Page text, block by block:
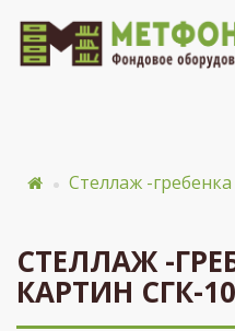
Стеллаж -
СТЕЛЛАЖ -
КАРТИН СГК-